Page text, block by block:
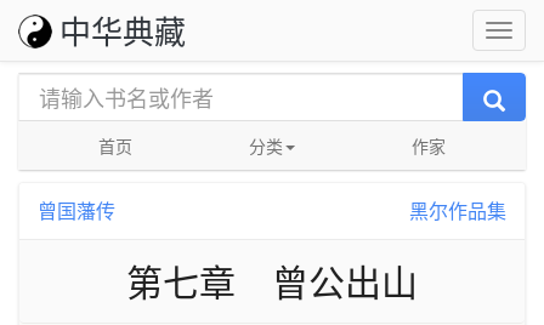
中华典藏
首页 分类 作家
曾国藩传 黑尔作品集
第七章 曾公出山